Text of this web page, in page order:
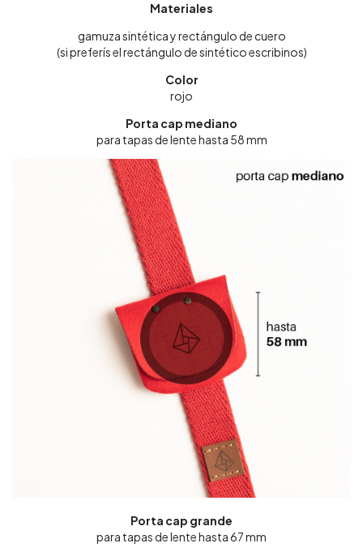
Materiales
gamuza sintética y rectángulo de cuero
(si preferís el rectángulo de sintético escribinos)
Color
rojo
Porta cap mediano
para tapas de lente hasta 58 mm
Porta cap grande
para tapas de lente hasta 67 mm